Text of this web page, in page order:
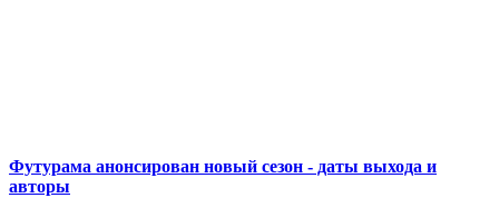
Футурама анонсирован новый сезон - даты выхода и
авторы